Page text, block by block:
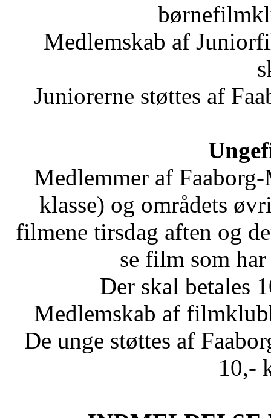
Medlemskab af
Juniorerne støttes af
Medlemmer af
klasse) og områdets
filmene tirsdag aften og
se film som
Der skal betales
Medlemskab af
De unge støttes af
10,-